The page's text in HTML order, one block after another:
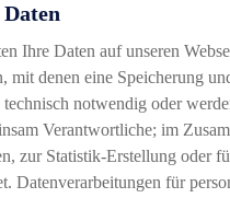
Ihre Daten auf unseren
mit denen eine Speicherung
notwendig oder
Verantwortliche; im
zur Statistik-Erstellung oder
Datenverarbeitungen für